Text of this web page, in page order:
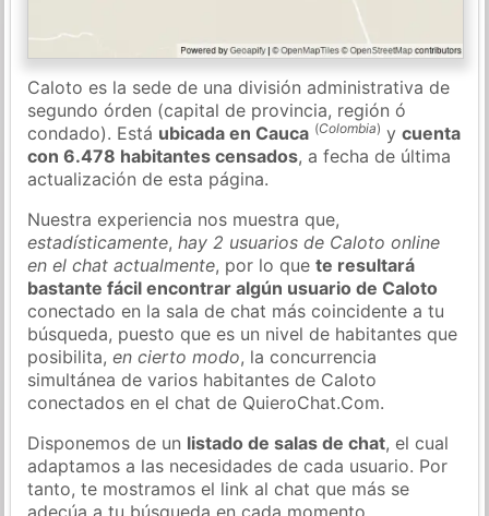
Caloto es la sede de una división administrativa de
segundo órden (capital de provincia, región ó
condado). Está ubicada en Cauca (Colombia) ycuenta
con 6.478 habitantes censados, a fecha de última
actualización de esta página.
Nuestra experiencia nos muestra que,
estadísticamente,hay 2 usuarios de Caloto online
en el chat actualmente, por lo quete resultará
bastante fácil encontrar algún usuario de Caloto
conectado en la sala de chat más coincidente a tu
búsqueda, puesto que es un nivel de habitantes que
posibilita,en cierto modo, la concurrencia
simultánea de varios habitantes de Caloto
conectados en el chat de QuieroChat.Com.
Disponemos de un listado de salas de chat, el cual
adaptamos a las necesidades de cada usuario. Por
tanto, te mostramos el link al chat que más se
adecúa a tu búsqueda en cada momento.